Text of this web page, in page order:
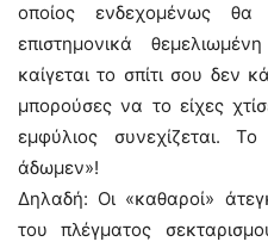
οποίος ενδεχομένως
επιστημονικά
καίγεται το σπίτι σου δεν
μπορούσες να το είχες
εμφύλιος συνεχίζεται.
άδωμεν»!
Δηλαδή: Οι «καθαροί»
του πλέγματος